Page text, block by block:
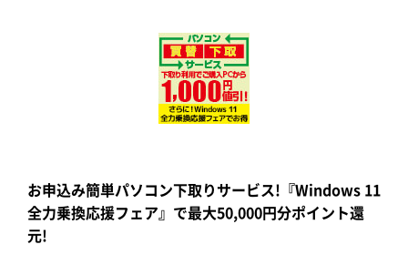
お申込み簡単パソコン下取りサービス!『Windows 11
全力乗換応援フェア』で最大50,000円分ポイント還
元!